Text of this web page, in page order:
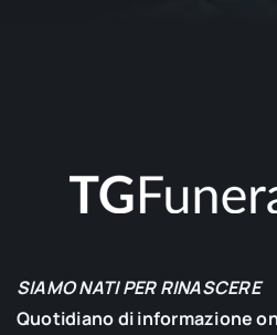
SIAMO NATI PER RINASCERE
Quotidiano di informazione